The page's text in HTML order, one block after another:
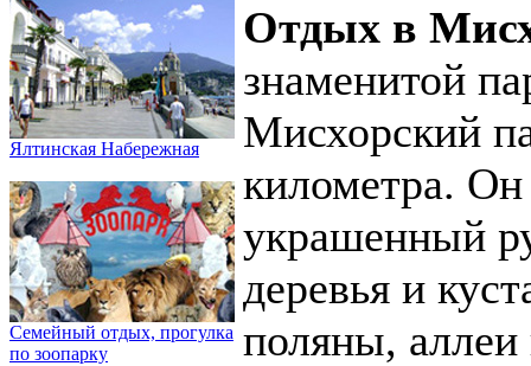
Ялтинская Набережная
Семейный отдых, прогулка
по зоопарку
Отдых в
знаменитой
Мисхорский
километра.
украшенный
деревья и
поляны,